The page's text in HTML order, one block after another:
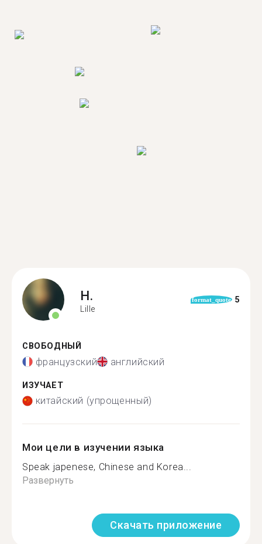
H.
Lille
format_quote 5
СВОБОДНЫЙ
французский английский
ИЗУЧАЕТ
китайский (упрощенный)
Мои цели в изучении языка
Speak japenese, Chinese and Korea...
Развернуть
Скачать приложение